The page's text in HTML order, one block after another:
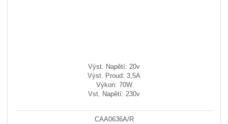
Výst. Napětí: 20v
Výst. Proud: 3,5A
Výkon: 70W
Vst. Napětí: 230v
CAA0636A/R